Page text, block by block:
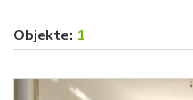
Objekte: 1